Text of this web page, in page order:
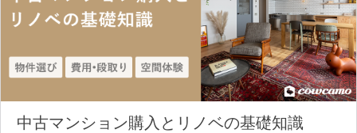
中古マンション購入とリノベの基礎知識